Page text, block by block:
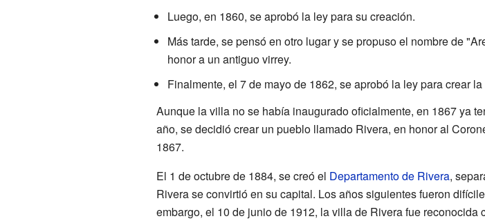
Luego, en 1860, se aprobó la ley para su creación.
Más tarde, se pensó en otro lugar y se propuso el nombre de
honor a un antiguo virrey.
Finalmente, el 7 de mayo de 1862, se aprobó la ley para crear
Aunque la villa no se había inaugurado oficialmente, en 1867 ya
año, se decidió crear un pueblo llamado Rivera, en honor al
1867.
El 1 de octubre de 1884, se creó el Departamento de Rivera,
Rivera se convirtió en su capital. Los años siguientes fueron
embargo, el 10 de junio de 1912, la villa de Rivera fue reconocida